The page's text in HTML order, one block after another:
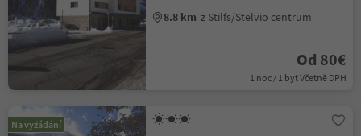
8.8 km z Stilfs/Stelvio centrum
Od 80€
1 noc / 1 byt Včetně DPH
Na vyžádání